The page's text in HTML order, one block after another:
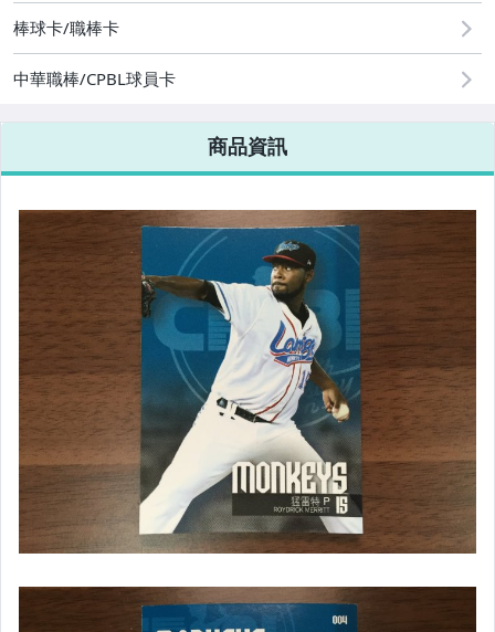
棒球卡/職棒卡
中華職棒/CPBL球員卡
商品資訊